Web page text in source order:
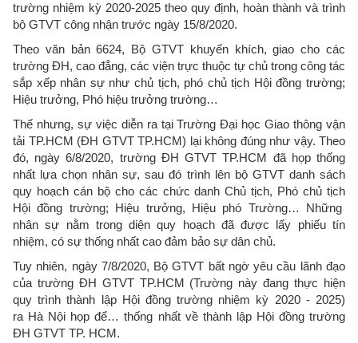
trường nhiệm kỳ 2020-2025 theo quy định, hoàn thành và trình
bộ GTVT công nhận trước ngày 15/8/2020.
Theo văn bản 6624, Bộ GTVT khuyến khích, giao cho các
trường ĐH, cao đẳng, các viện trực thuộc tự chủ trong công tác
sắp xếp nhân sự như chủ tịch, phó chủ tịch Hội đồng trường;
Hiệu trưởng, Phó hiệu trưởng trường…
Thế nhưng, sự việc diễn ra tại Trường Đại học Giao thông vận
tải TP.HCM (ĐH GTVT TP.HCM) lại không đúng như vậy. Theo
đó, ngày 6/8/2020, trường ĐH GTVT TP.HCM đã họp thống
nhất lựa chọn nhân sự, sau đó trình lên bộ GTVT danh sách
quy hoạch cán bộ cho các chức danh Chủ tịch, Phó chủ tịch
Hội đồng trường; Hiệu trưởng, Hiệu phó Trường… Những
nhân sự nằm trong diện quy hoạch đã được lấy phiếu tín
nhiệm, có sự thống nhất cao đảm bảo sự dân chủ.
Tuy nhiên, ngày 7/8/2020, Bộ GTVT bất ngờ yêu cầu lãnh đạo
của trường ĐH GTVT TP.HCM (Trường này đang thực hiện
quy trình thành lập Hội đồng trường nhiệm kỳ 2020 - 2025)
ra Hà Nội họp để… thống nhất về thành lập Hội đồng trường
ĐH GTVT TP. HCM.